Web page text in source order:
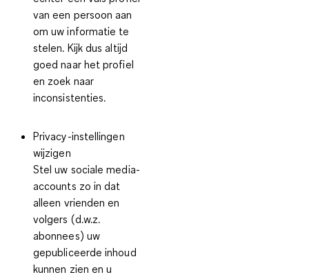
van een persoon aan
om uw informatie te
stelen. Kijk dus altijd
goed naar het profiel
en zoek naar
inconsistenties.
Privacy-instellingen
wijzigen
Stel uw sociale media-
accounts zo in dat
alleen vrienden en
volgers (d.w.z.
abonnees) uw
gepubliceerde inhoud
kunnen zien en u